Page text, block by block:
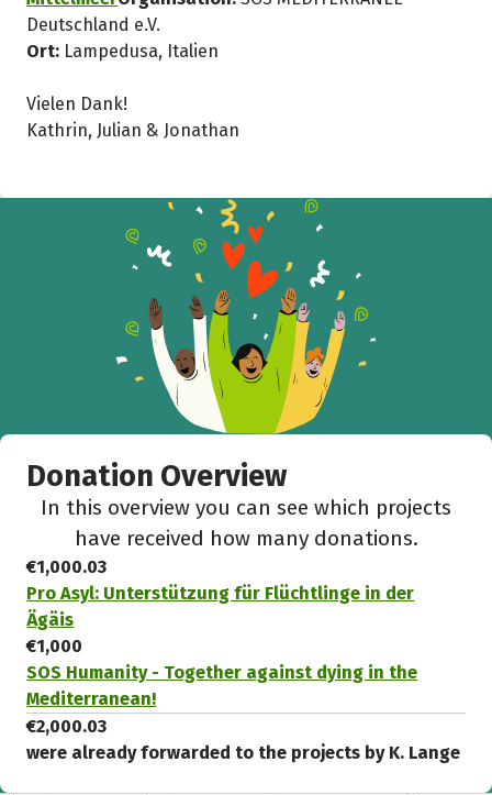
Deutschland e.V.
Ort: Lampedusa, Italien
Vielen Dank!
Kathrin, Julian & Jonathan
Donation Overview
In this overview you can see which projects
have received how many donations.
€1,000.03
Pro Asyl: Unterstützung für Flüchtlinge in der
Ägäis
€1,000
SOS Humanity - Together against dying in the
Mediterranean!
€2,000.03
were already forwarded to the projects by K. Lange